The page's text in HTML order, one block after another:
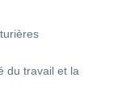
du travail et la